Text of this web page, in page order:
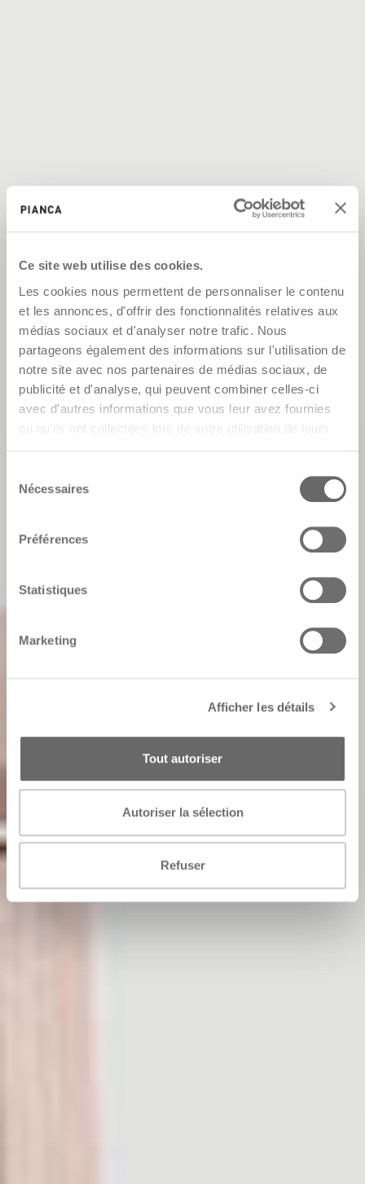
Ce site web utilise des cookies.
Les cookies nous permettent de personnaliser le contenu
et les annonces, d'offrir des fonctionnalités relatives aux
médias sociaux et d'analyser notre trafic. Nous
partageons également des informations sur l'utilisation de
notre site avec nos partenaires de médias sociaux, de
publicité et d'analyse, qui peuvent combiner celles-ci
avec d'autres informations que vous leur avez fournies
ou qu'ils ont collectées lors de votre utilisation de leurs
Nécessaires
Préférences
Statistiques
Marketing
Afficher les détails
Tout autoriser
Autoriser la sélection
Refuser